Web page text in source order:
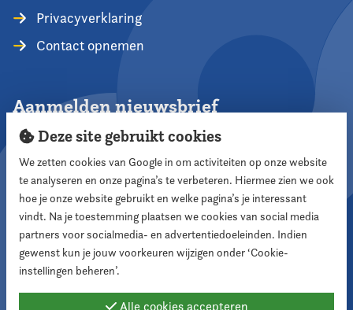
Privacyverklaring
Contact opnemen
Aanmelden nieuwsbrief
Aanmelden
Volg ons
Deze site gebruikt cookies
We zetten cookies van Google in om activiteiten op onze website
te analyseren en onze pagina’s te verbeteren. Hiermee zien we ook
hoe je onze website gebruikt en welke pagina’s je interessant
vindt. Na je toestemming plaatsen we cookies van social media
partners voor socialmedia- en advertentiedoeleinden. Indien
gewenst kun je jouw voorkeuren wijzigen onder ‘Cookie-
instellingen beheren’.
Alle cookies accepteren